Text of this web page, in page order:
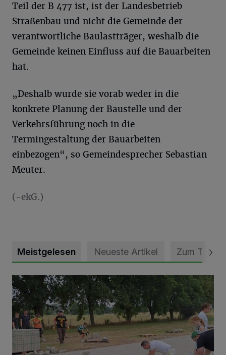
Teil der B 477 ist, ist der Landesbetrieb
Straßenbau und nicht die Gemeinde der
verantwortliche Baulastträger, weshalb die
Gemeinde keinen Einfluss auf die Bauarbeiten
hat.
„Deshalb wurde sie vorab weder in die
konkrete Planung der Baustelle und der
Verkehrsführung noch in die
Termingestaltung der Bauarbeiten
einbezogen“, so Gemeindesprecher Sebastian
Meuter.
(-ekG.)
Meistgelesen Neueste Artikel Zum Thema
Pünktlich zum Schützenfest den Weg zum Festzelt